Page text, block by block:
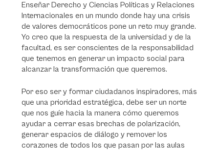
Enseñar Derecho y Ciencias Políticas y Relaciones
Internacionales en un mundo donde hay una crisis
de valores democráticos pone un reto muy grande.
Yo creo que la respuesta de la universidad y de la
facultad, es ser conscientes de la responsabilidad
que tenemos en generar un impacto social para
alcanzar la transformación que queremos.
Por eso ser y formar ciudadanos inspiradores, más
que una prioridad estratégica, debe ser un norte
que nos guíe hacia la manera cómo queremos
ayudar a cerrar esas brechas de polarización,
generar espacios de diálogo y remover los
corazones de todos los que pasan por las aulas